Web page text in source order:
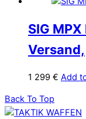
SIG
Versand,
1 299 € Add
Back To Top